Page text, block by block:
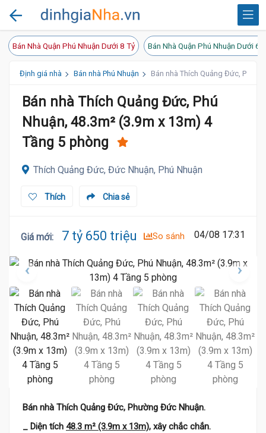
Bán Nhà Quận Phú Nhuận Dưới 8 Tỷ Bán Nhà Quận Phú Nhuận Dưới 6
Định giá nhà Bán nhà Phú Nhuận Bán nhà Thích Quảng Đức, Phú
Bán nhà Thích Quảng Đức, Phú
Nhuận, 48.3m² (3.9m x 13m) 4
Tầng 5 phòng
Thích Quảng Đức, Đức Nhuận, Phú Nhuận
Chia sẻ
Thích
Giá mới: 7 tỷ 650 triệu So sánh 04/08 17:31
Bán nhà Thích Quảng Đức, Phường Đức Nhuận.
_ Diện tích 48.3 m² (3.9m x 13m), xây chắc chắn.